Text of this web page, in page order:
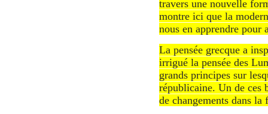
travers une nouvelle
montre ici que la
nous en apprendre pour
La pensée grecque a
irrigué la pensée des
grands principes sur
républicaine. Un de ces
de changements dans la